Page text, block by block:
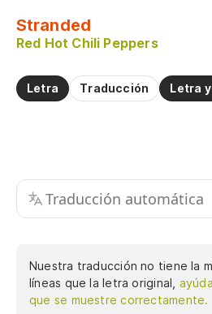
Stranded
Red Hot Chili Peppers
Letra Traducción Letra
Traducción automática
Nuestra traducción no tiene la
líneas que la letra original,
que se muestre correctamente.
Practicar la